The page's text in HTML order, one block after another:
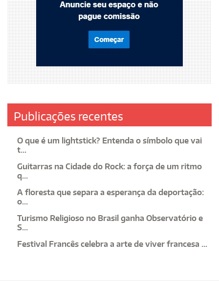
Publicações recentes
O que é um lightstick? Entenda o símbolo que vai
t...
Guitarras na Cidade do Rock: a força de um ritmo
q...
A floresta que separa a esperança da deportação:
o...
Turismo Religioso no Brasil ganha Observatório e
S...
Festival Francês celebra a arte de viver francesa ...